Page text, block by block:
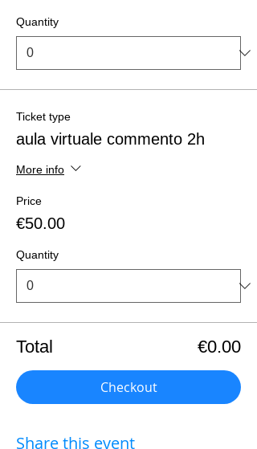
Quantity
Ticket type
aula virtuale commento 2h
More info
Price
€50.00
Quantity
Total €0.00
Checkout
Share this event